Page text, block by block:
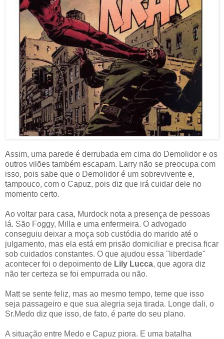
Assim, uma parede é derrubada em cima do Demolidor e os
outros vilões também escapam. Larry não se preocupa com
isso, pois sabe que o Demolidor é um sobrevivente e,
tampouco, com o Capuz, pois diz que irá cuidar dele no
momento certo.
Ao voltar para casa, Murdock nota a presença de pessoas
lá. São Foggy, Milla e uma enfermeira. O advogado
conseguiu deixar a moça sob custódia do marido até o
julgamento, mas ela está em prisão domiciliar e precisa ficar
sob cuidados constantes. O que ajudou essa "liberdade"
acontecer foi o depoimento de Lily Lucca, que agora diz
não ter certeza se foi empurrada ou não.
Matt se sente feliz, mas ao mesmo tempo, teme que isso
seja passageiro e que sua alegria seja tirada. Longe dali, o
Sr.Medo diz que isso, de fato, é parte do seu plano.
A situação entre Medo e Capuz piora. E uma batalha